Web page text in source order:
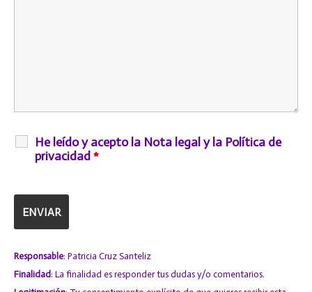
He leído y acepto la Nota legal y la Política de
privacidad *
Responsable: Patricia Cruz Santeliz
Finalidad: La finalidad es responder tus dudas y/o comentarios.